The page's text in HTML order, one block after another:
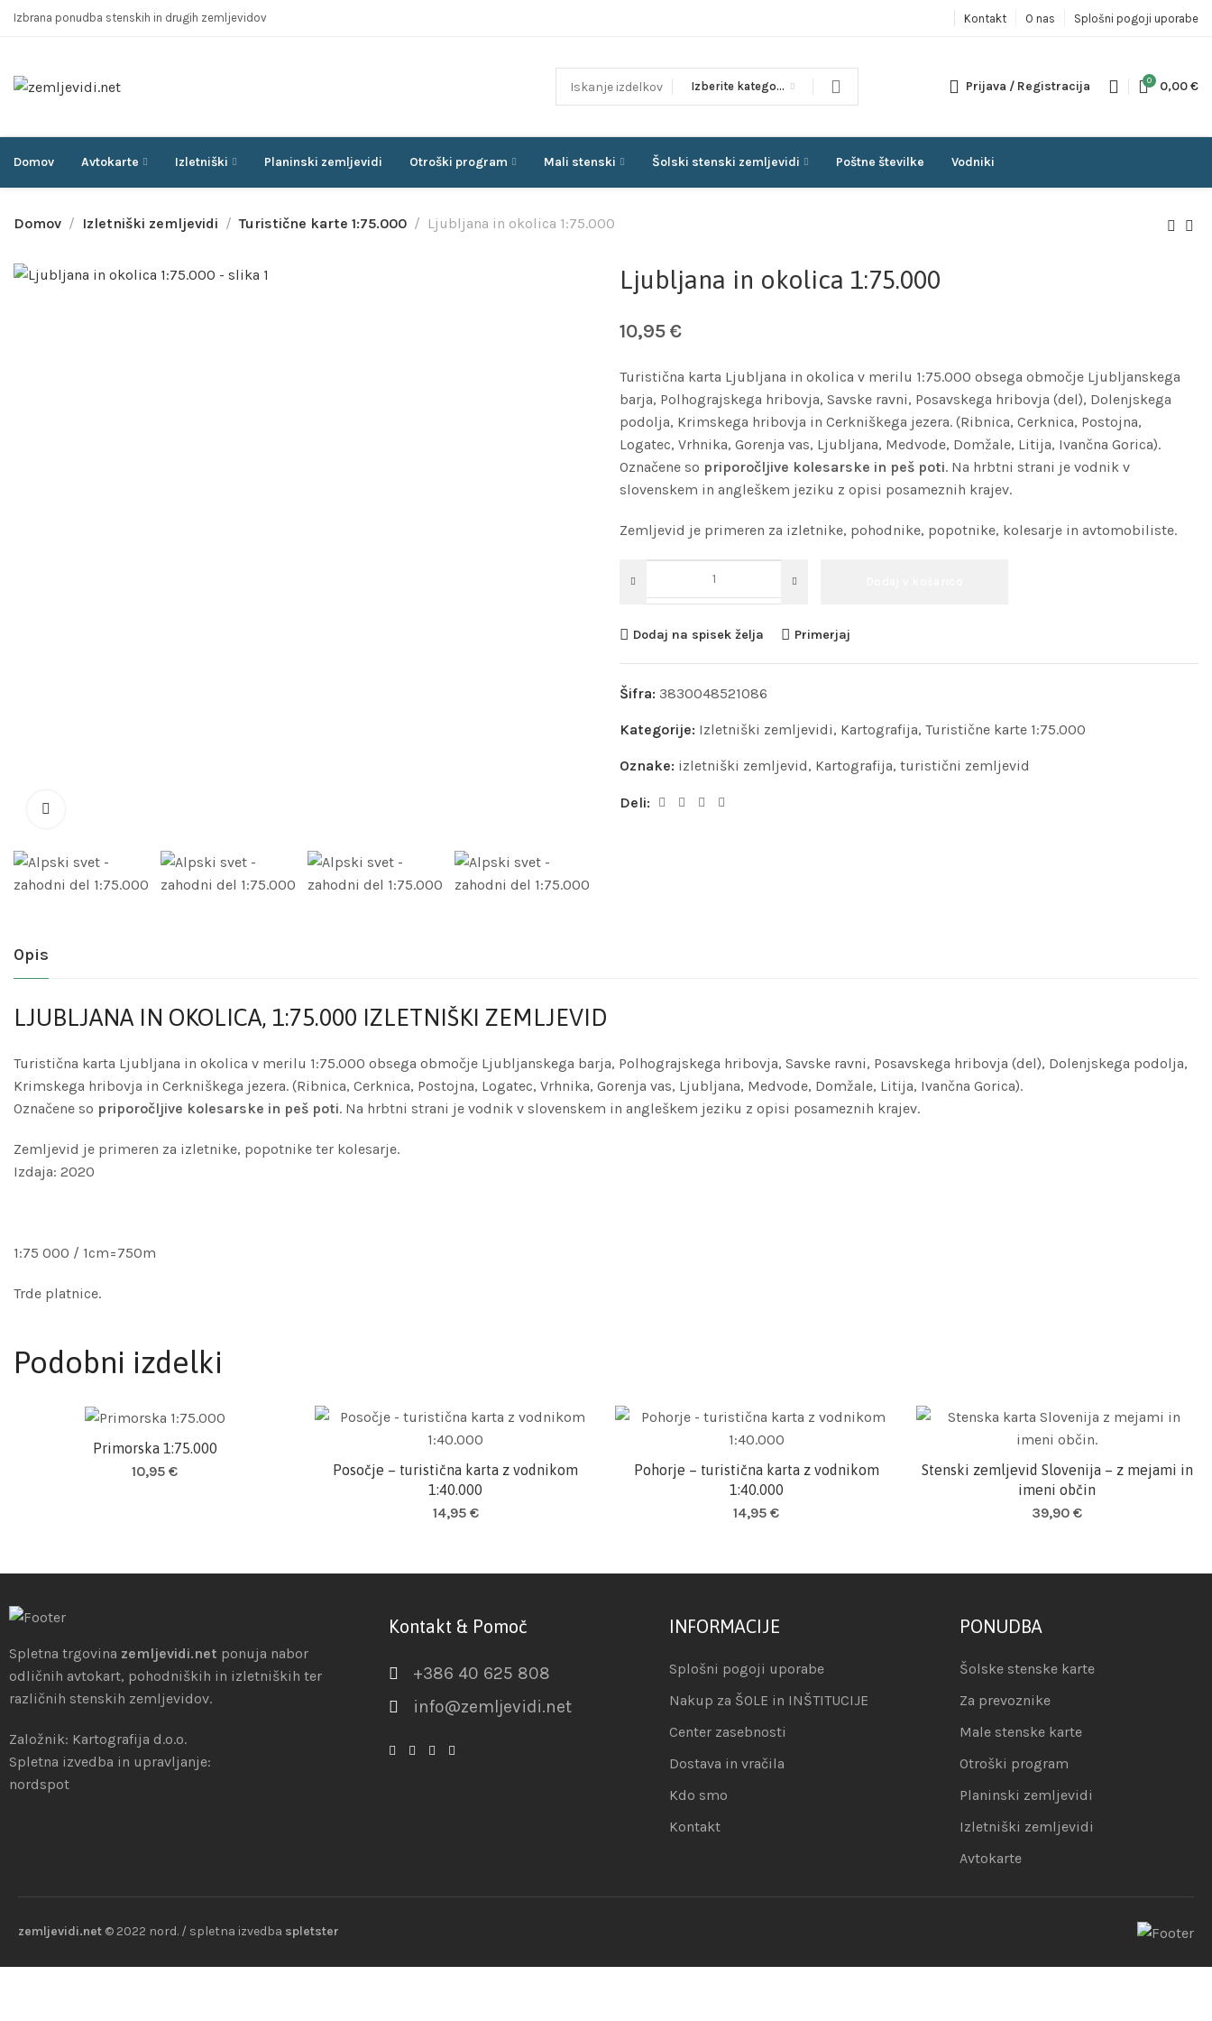
Izbrana ponudba stenskih in drugih zemljevidov Kontakt O nas Splošni pogoji uporabe
Izberite kategorijo Prijava / Registracija 0 0,00€
Domov Avtokarte Izletniški Planinski zemljevidi Otroški program Mali stenski Šolski stenski zemljevidi Poštne številke Vodniki
Domov Izletniški zemljevidi Turistične karte 1:75.000 Ljubljana in okolica 1:75.000
Ljubljana in okolica 1:75.000
10,95€
Turistična karta Ljubljana in okolica v merilu 1:75.000 obsega območje Ljubljanskega
barja, Polhograjskega hribovja, Savske ravni, Posavskega hribovja (del), Dolenjskega
podolja, Krimskega hribovja in Cerkniškega jezera. (Ribnica, Cerknica, Postojna,
Logatec, Vrhnika, Gorenja vas, Ljubljana, Medvode, Domžale, Litija, Ivančna Gorica).
Označene so priporočljive kolesarske in peš poti. Na hrbtni strani je vodnik v
slovenskem in angleškem jeziku z opisi posameznih krajev.
Zemljevid je primeren za izletnike, pohodnike, popotnike, kolesarje in avtomobiliste.
Dodaj na spisek želja Primerjaj
Šifra: 3830048521086
Kategorije: Izletniški zemljevidi, Kartografija, Turistične karte 1:75.000
Oznake: izletniški zemljevid, Kartografija, turistični zemljevid
Deli:
Opis
LJUBLJANA IN OKOLICA, 1:75.000 IZLETNIŠKI ZEMLJEVID
Turistična karta Ljubljana in okolica v merilu 1:75.000 obsega območje Ljubljanskega barja, Polhograjskega hribovja, Savske ravni, Posavskega hribovja (del), Dolenjskega podolja,
Krimskega hribovja in Cerkniškega jezera. (Ribnica, Cerknica, Postojna, Logatec, Vrhnika, Gorenja vas, Ljubljana, Medvode, Domžale, Litija, Ivančna Gorica).
Označene so priporočljive kolesarske in peš poti. Na hrbtni strani je vodnik v slovenskem in angleškem jeziku z opisi posameznih krajev.
Zemljevid je primeren za izletnike, popotnike ter kolesarje.
Izdaja: 2020
1:75 000 / 1cm=750m
Trde platnice.
Podobni izdelki
Dodaj v košarico
Primorska 1:75.000
10,95€ Dodaj v košarico
Posočje – turistična karta z vodnikom
1:40.000
14,95 €
Dodaj v košarico
Pohorje – turistična karta z vodnikom
1:40.000
14,95€
Dodaj v košarico
Stenski zemljevid Slovenija – z mejami in
imeni občin
39,90€
Spletna trgovina zemljevidi.net ponuja nabor
odličnih avtokart, pohodniških in izletniških ter
različnih stenskih zemljevidov.
Založnik: Kartografija d.o.o.
Spletna izvedba in upravljanje:
nordspot
Kontakt & Pomoč
+386 40 625 808
info@zemljevidi.net
INFORMACIJE
Splošni pogoji uporabe
Nakup za ŠOLE in INŠTITUCIJE
Center zasebnosti
Dostava in vračila
Kdo smo
Kontakt
PONUDBA
Šolske stenske karte
Za prevoznike
Male stenske karte
Otroški program
Planinski zemljevidi
Izletniški zemljevidi
Avtokarte
zemljevidi.net © 2022 nord. / spletna izvedba spletster